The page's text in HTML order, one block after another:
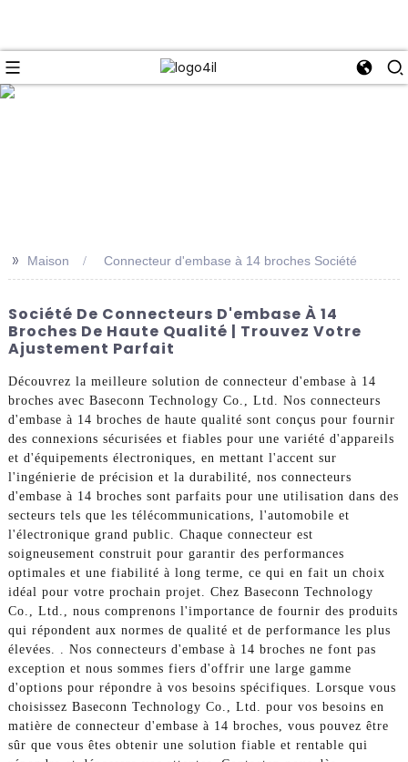
>> Maison Connecteur d'embase à 14 broches Société
Société De Connecteurs D'embase À 14
Broches De Haute Qualité | Trouvez Votre
Ajustement Parfait
Découvrez la meilleure solution de connecteur d'embase à 14
broches avec Baseconn Technology Co., Ltd. Nos connecteurs
d'embase à 14 broches de haute qualité sont conçus pour fournir
des connexions sécurisées et fiables pour une variété d'appareils
et d'équipements électroniques, en mettant l'accent sur
l'ingénierie de précision et la durabilité, nos connecteurs
d'embase à 14 broches sont parfaits pour une utilisation dans des
secteurs tels que les télécommunications, l'automobile et
l'électronique grand public. Chaque connecteur est
soigneusement construit pour garantir des performances
optimales et une fiabilité à long terme, ce qui en fait un choix
idéal pour votre prochain projet. Chez Baseconn Technology
Co., Ltd., nous comprenons l'importance de fournir des produits
qui répondent aux normes de qualité et de performance les plus
élevées. . Nos connecteurs d'embase à 14 broches ne font pas
exception et nous sommes fiers d'offrir une large gamme
d'options pour répondre à vos besoins spécifiques. Lorsque vous
choisissez Baseconn Technology Co., Ltd. pour vos besoins en
matière de connecteur d'embase à 14 broches, vous pouvez être
sûr que vous êtes obtenir une solution fiable et rentable qui